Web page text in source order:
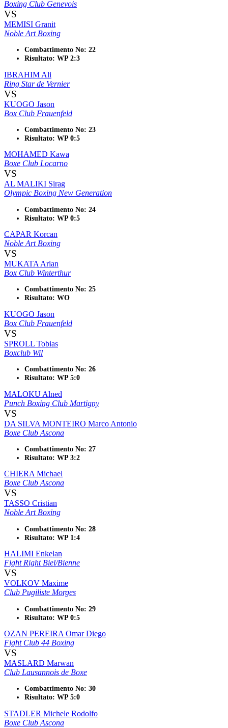
Boxing Club Genevois
VS
MEMISI Granit
Noble Art Boxing
Combattimento No: 22
Risultato: WP 2:3
IBRAHIM Ali
Ring Star de Vernier
VS
KUOGO Jason
Box Club Frauenfeld
Combattimento No: 23
Risultato: WP 0:5
MOHAMED Kawa
Boxe Club Locarno
VS
AL MALIKI Sirag
Olympic Boxing New Generation
Combattimento No: 24
Risultato: WP 0:5
CAPAR Korcan
Noble Art Boxing
VS
MUKATA Arian
Box Club Winterthur
Combattimento No: 25
Risultato: WO
KUOGO Jason
Box Club Frauenfeld
VS
SPROLL Tobias
Boxclub Wil
Combattimento No: 26
Risultato: WP 5:0
MALOKU Alned
Punch Boxing Club Martigny
VS
DA SILVA MONTEIRO Marco Antonio
Boxe Club Ascona
Combattimento No: 27
Risultato: WP 3:2
CHIERA Michael
Boxe Club Ascona
VS
TASSO Cristian
Noble Art Boxing
Combattimento No: 28
Risultato: WP 1:4
HALIMI Enkelan
Fight Right Biel/Bienne
VS
VOLKOV Maxime
Club Pugiliste Morges
Combattimento No: 29
Risultato: WP 0:5
OZAN PEREIRA Omar Diego
Fight Club 44 Boxing
VS
MASLARD Marwan
Club Lausannois de Boxe
Combattimento No: 30
Risultato: WP 5:0
STADLER Michele Rodolfo
Boxe Club Ascona